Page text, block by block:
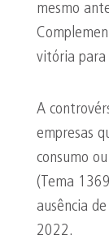
mesmo
vitória para
A
empresas
consumo
(Tema
ausência
2022.